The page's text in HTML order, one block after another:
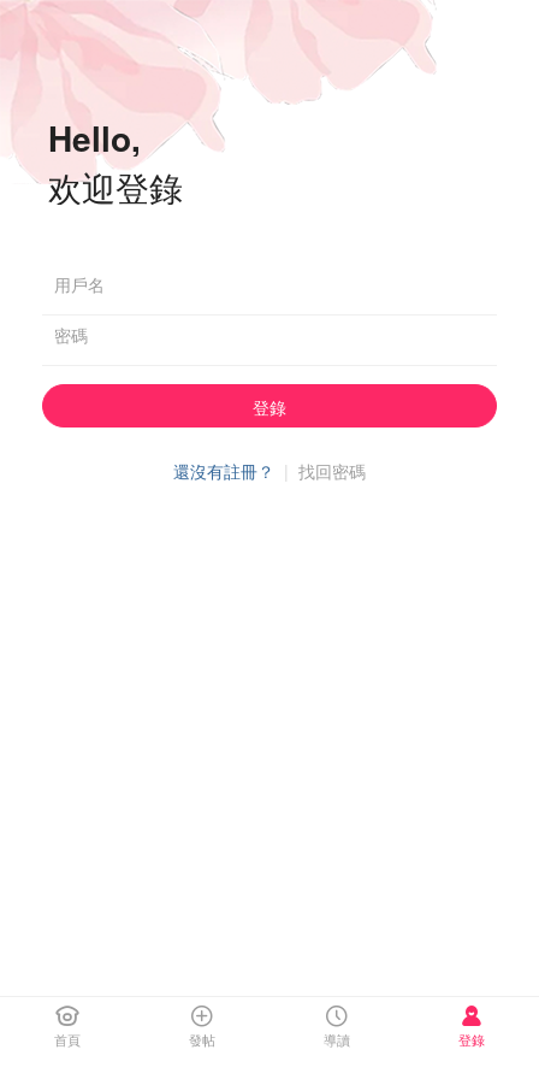
Hello,
欢迎登錄
用戶名
密碼
登錄
還沒有註冊？ | 找回密碼
首頁 發帖 導讀 登錄